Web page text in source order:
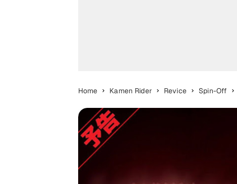
Home Kamen Rider Revice Spin-Off